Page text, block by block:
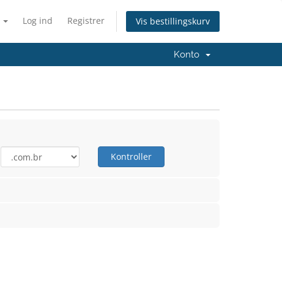
Log ind Registrer Vis bestillingskurv
Konto
Kontroller